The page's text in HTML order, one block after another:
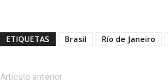
ETIQUETAS Brasil Río de Janeiro
Artículo anterior